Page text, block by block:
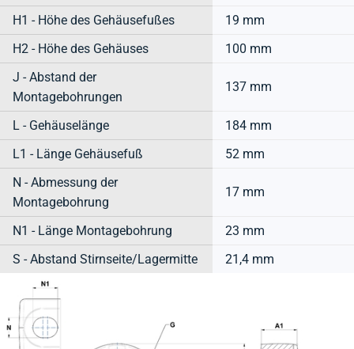
H1 - Höhe des Gehäusefußes
19 mm
H2 - Höhe des Gehäuses
100 mm
J - Abstand der
Montagebohrungen
137 mm
L - Gehäuselänge
184 mm
L1 - Länge Gehäusefuß
52 mm
N - Abmessung der
Montagebohrung
17 mm
N1 - Länge Montagebohrung
23 mm
S - Abstand Stirnseite/Lagermitte
21,4 mm